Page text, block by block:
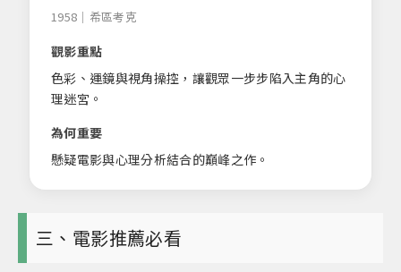
1958｜希區考克
觀影重點
色彩、運鏡與視角操控，讓觀眾一步步陷入主角的心
理迷宮。
為何重要
懸疑電影與心理分析結合的巔峰之作。
三、電影推薦必看